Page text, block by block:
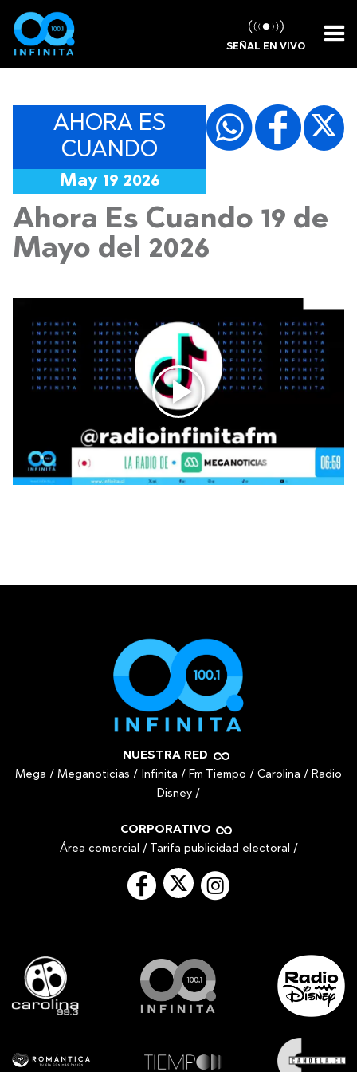
SEÑAL EN VIVO
AHORA ES
CUANDO
May 19 2026
Ahora Es Cuando 19 de
Mayo del 2026
NUESTRA RED
Mega / Meganoticias / Infinita / Fm Tiempo / Carolina / Radio
Disney /
CORPORATIVO
Área comercial / Tarifa publicidad electoral /